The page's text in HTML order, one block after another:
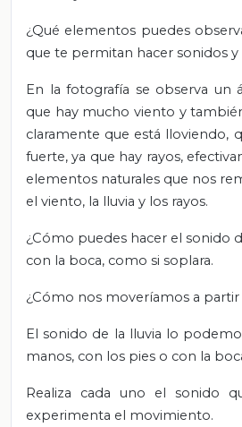
¿Qué elementos puedes
que te permitan hacer sonidos
En la fotografía se observa un
que hay mucho viento y
claramente que está lloviendo,
fuerte, ya que hay rayos,
elementos naturales que nos
el viento, la lluvia y los rayos.
¿Cómo puedes hacer el sonido
con la boca, como si soplara.
¿Cómo nos moveríamos a
El sonido de la lluvia lo
manos, con los pies o con la
Realiza cada uno el sonido
experimenta el movimiento.